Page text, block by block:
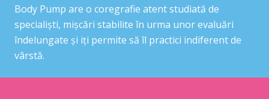
Body Pump are o coregrafie atent studiată de
specialiști, mișcări stabilite în urma unor evaluări
îndelungate și iți permite să îl practici indiferent de
vârstă.